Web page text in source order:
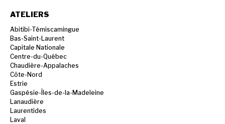
ATELIERS
Abitibi-Témiscamingue
Bas-Saint-Laurent
Capitale Nationale
Centre-du-Québec
Chaudière-Appalaches
Côte-Nord
Estrie
Gaspésie-Îles-de-la-Madeleine
Lanaudière
Laurentides
Laval